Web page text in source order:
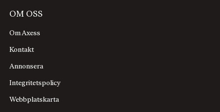
OM OSS
Om Axess
Kontakt
Annonsera
Integritetspolicy
Webbplatskarta